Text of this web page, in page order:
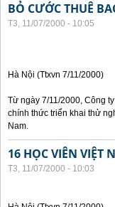
BỎ CƯỚC THUÊ
T3, 11/07/2000 - 10:05
Hà Nội (Ttxvn 7/11/2000)
Từ ngày 7/11/2000, Công
chính thức triển khai thử
Nam.
16 HỌC VIÊN VIỆT
T3, 11/07/2000 - 10:03